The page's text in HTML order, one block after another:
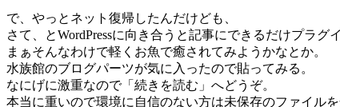
で、やっとネット復帰したんだけども、
さて、とWordPressに向き合うと記事にできるだけプラグ
まぁそんなわけで軽くお魚で癒されてみようかなとか。
水族館のブログパーツが気に入ったので貼ってみる。
なにげに激重なので「続きを読む」へどうぞ。
本当に重いので環境に自信のない方は未保存のファイル